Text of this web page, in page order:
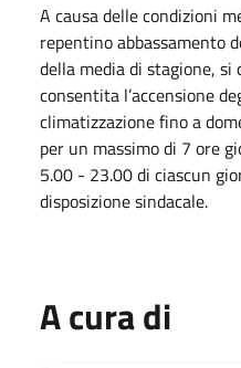
A causa delle condizioni
repentino abbassamento
della media di stagione,
consentita l’accensione
climatizzazione fino a
per un massimo di 7 ore
5.00 - 23.00 di ciascun
disposizione sindacale.
A cura di